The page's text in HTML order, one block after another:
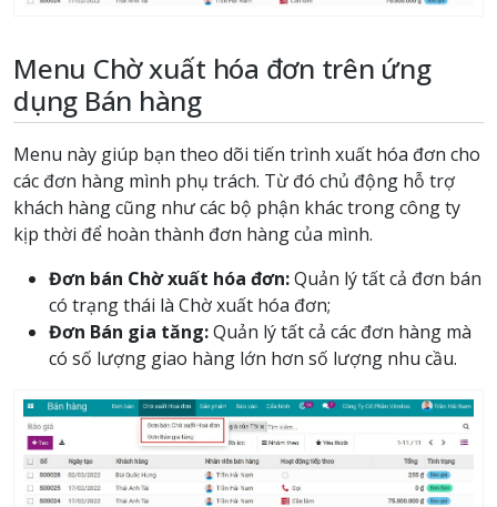
Menu Chờ xuất hóa đơn trên ứng
dụng Bán hàng
Menu này giúp bạn theo dõi tiến trình xuất hóa đơn cho
các đơn hàng mình phụ trách. Từ đó chủ động hỗ trợ
khách hàng cũng như các bộ phận khác trong công ty
kịp thời để hoàn thành đơn hàng của mình.
Đơn bán Chờ xuất hóa đơn:Quản lý tất cả đơn bán
có trạng thái là Chờ xuất hóa đơn;
Đơn Bán gia tăng:Quản lý tất cả các đơn hàng mà
có số lượng giao hàng lớn hơn số lượng nhu cầu.